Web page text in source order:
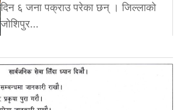
दिन ६ जना पक्राउ परेका छन् । जिल्लाको
जोशिपुर…